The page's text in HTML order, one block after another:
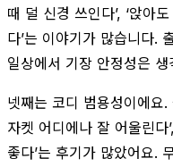
때 덜 신경 쓰인다’, ‘앉아
다’는 이야기가 많습니다.
일상에서 기장 안정성은
넷째는 코디 범용성이에요
자켓 어디에나 잘 어울린다
좋다’는 후기가 많았어요.